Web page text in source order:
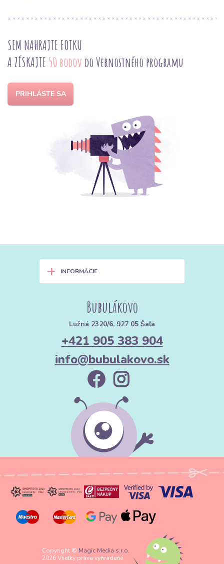
SEM NAHRAJTE FOTKU
A ZÍSKAJTE 50 bodov do Vernostného programu
PRIHLÁSTE SA
+ INFORMÁCIE
Bubulákovo
Lužná 2320/6, 927 05 Šaľa
+421 905 383 904
info@bubulakovo.sk
Copyright © Magic Media s.r.o.
2026 Všetky práva vyhradené